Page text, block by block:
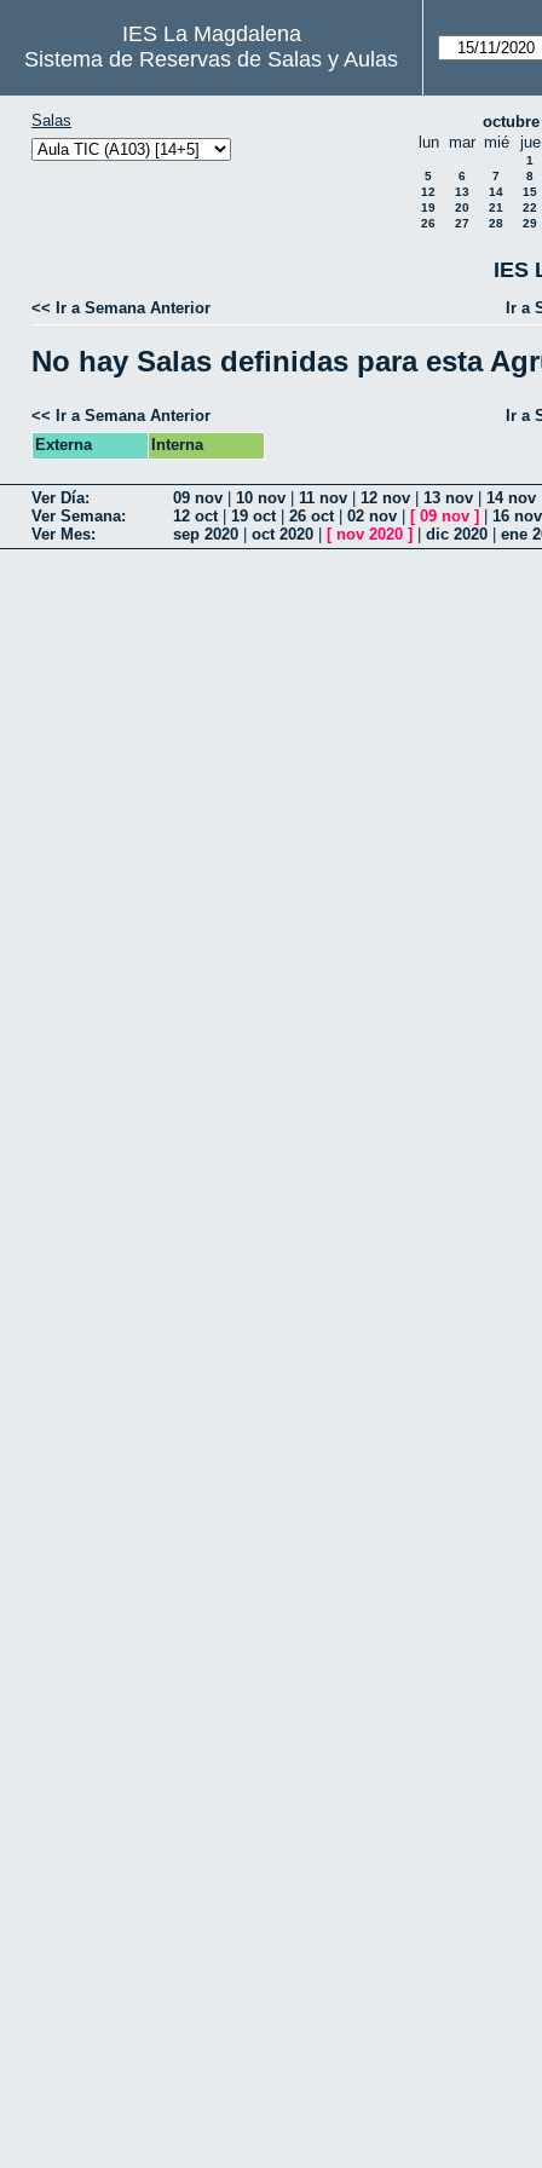
IES La Magdalena
Sistema de Reservas de Salas y Aulas
Salas
octubre
lun mar mié jue
1
5
6 7
8
12
13 14
15
19
20 21
22
26
27 28 29
IES
<< Ir a Semana Anterior Ir a
No hay Salas definidas para esta
<< Ir a Semana Anterior
Ir a
Externa
Interna
Ver Día: 09 nov 10 nov 11 nov 12 nov 13 nov 14 nov
Ver Semana:
12 oct| 19 oct| 26 oct| 02 nov [ 09 nov ]
16 nov
Ver Mes:
sep 2020 oct 2020 [ nov 2020 ] dic 2020 ene